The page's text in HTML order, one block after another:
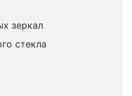
зеркал
стекла